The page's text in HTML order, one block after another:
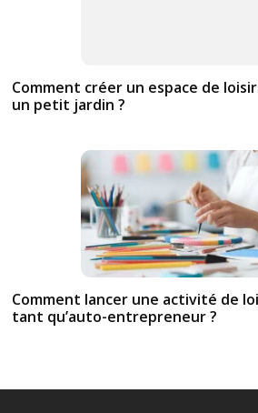
Comment créer un espace de
un petit jardin ?
Comment lancer une activité de
tant qu’auto-entrepreneur ?